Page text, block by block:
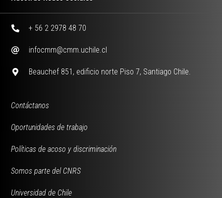
+ 56 2 2978 48 70
infocmm@cmm.uchile.cl
Beauchef 851, edificio norte Piso 7, Santiago Chile.
Contáctanos
Oportunidades de trabajo
Políticas de acoso y discriminación
Somos parte del CNRS
Universidad de Chile